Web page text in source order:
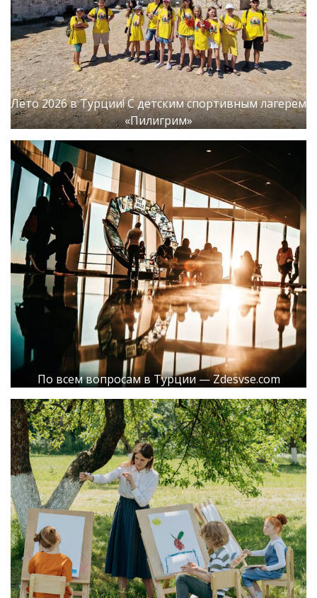
Лето 2026 в Турции! С детским спортивным лагерем
«Пилигрим»
По всем вопросам в Турции — Zdesvse.com